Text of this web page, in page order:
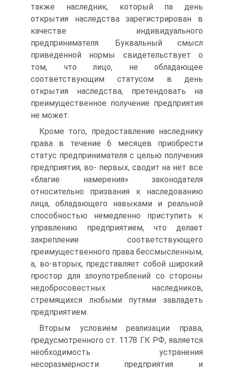
также наследник, который па день
открытия наследства зарегистрирован в
качестве индивидуального
предпринимателя. Буквальный смысл
приведенной нормы свидетельствует о
том, что лицо, не обладающее
соответствующим статусом в день
открытия наследства, претендовать на
преимущественное получение предприятия
не может.
Кроме того, предоставление наследнику
права в течение 6 месяцев приобрести
статус предпринимателя с целью получения
предприятия, во- первых, сводит на нет все
«благие намерения» законодателя
относительно призвания к наследованию
лица, обладающего навыками и реальной
способностью немедленно приступить к
управлению предприятием, что делает
закрепление соответствующего
преимущественного права бессмысленным,
а, во-вторых, представляет собой широкий
простор для злоупотреблений со стороны
недобросовестных наследников,
стремящихся любыми путями завладеть
предприятием.
Вторым условием реализации права,
предусмотренного ст. 1178 ГК РФ, является
необходимость устранения
несоразмерности предприятия и